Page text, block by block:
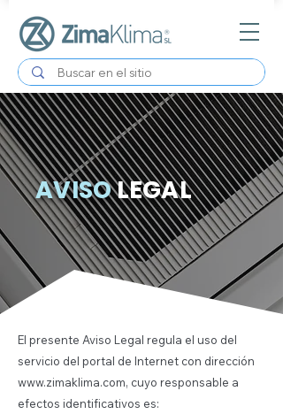
AVISOLEGAL
El presente Aviso Legal regula el uso del
servicio del portal de Internet con dirección
www.zimaklima.com, cuyo responsable a
efectos identificativos es: